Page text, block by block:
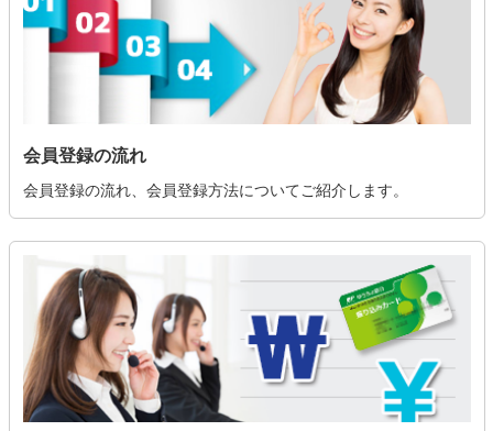
会員登録の流れ
会員登録の流れ、会員登録方法についてご紹介します。